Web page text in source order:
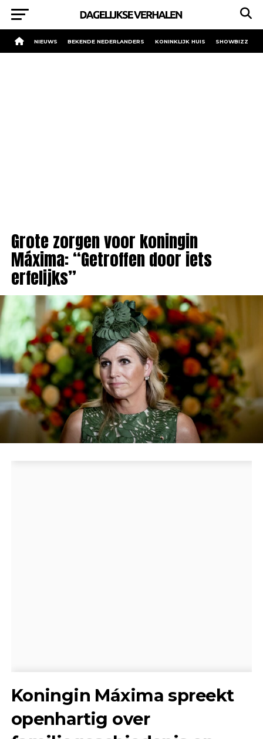
NIEUWS BEKENDE NEDERLANDERS KONINKLIJK HUIS SHOWBIZZ
Grote zorgen voor koningin
Máxima: “Getroffen door iets
erfelijks”
Koningin Máxima spreekt
openhartig over